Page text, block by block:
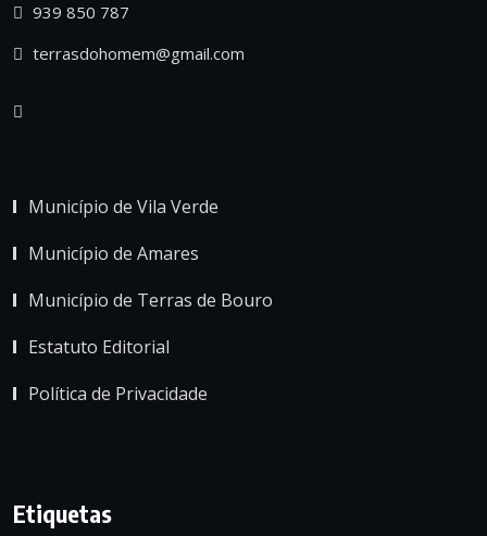
939 850 787
terrasdohomem@gmail.com
Município de Vila Verde
Município de Amares
Município de Terras de Bouro
Estatuto Editorial
Política de Privacidade
Etiquetas